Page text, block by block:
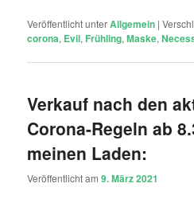
Veröffentlicht unterAllgemein |
corona, Evil, Frühling,Maske,
Verkauf nach den
Corona-Regeln ab
meinen Laden:
Veröffentlicht am9. März 2021